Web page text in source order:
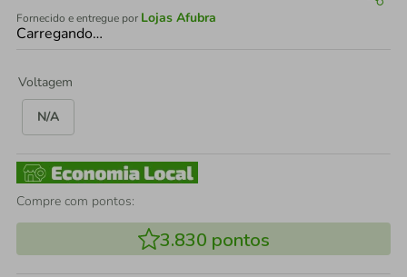
Fornecido e entregue por Lojas Afubra
Carregando…
Voltagem
N/A
Compre com pontos:
3.830 pontos